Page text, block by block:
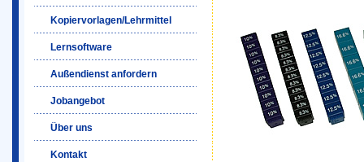
Kopiervorlagen/Lehrmittel
Lernsoftware
Außendienst anfordern
Jobangebot
Über uns
Kontakt